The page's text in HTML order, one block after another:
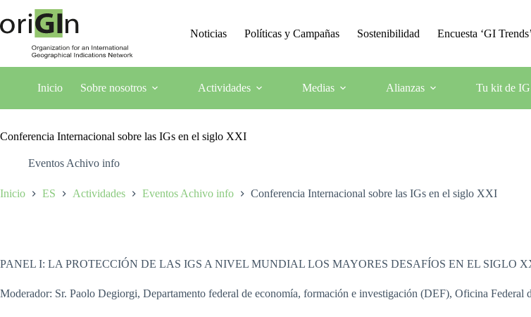
Noticias Políticas y Campañas Sostenibilidad Encuesta ‘GI
Inicio Sobre nosotros Actividades Medias Alianzas Tu kit de IG
Conferencia Internacional sobre las IGs en el siglo XXI
Eventos Achivo info
Inicio ES Actividades Eventos Achivo info Conferencia Internacional sobre las IGs en el siglo XXI
PANEL I: LA PROTECCIÓN DE LAS IGS A NIVEL MUNDIAL LOS MAYORES DESAFÍOS EN EL SIGLO
Moderador: Sr. Paolo Degiorgi, Departamento federal de economía, formación e investigación (DEF), Oficina Federal